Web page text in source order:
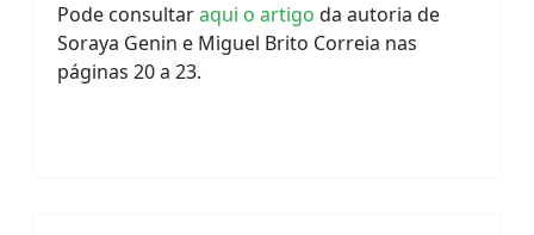
Pode consultaraqui o artigo da autoria de
Soraya Genin e Miguel Brito Correia nas
páginas 20 a 23.